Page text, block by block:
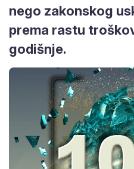
nego zakonskog
prema rastu
godišnje.